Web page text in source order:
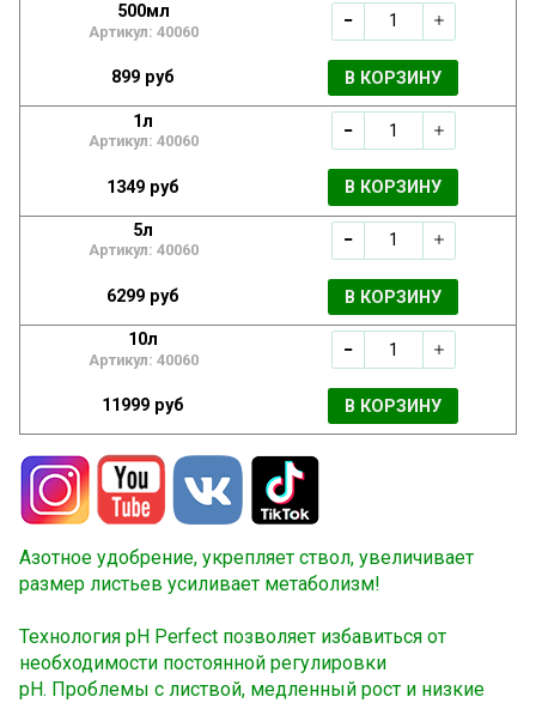
500мл
Артикул: 40060
899 руб В КОРЗИНУ
1л
Артикул: 40060
1349 руб В КОРЗИНУ
5л
Артикул: 40060
6299 руб В КОРЗИНУ
10л
Артикул: 40060
11999 руб В КОРЗИНУ
Азотное удобрение, укрепляет ствол, увеличивает
размер листьев усиливает метаболизм!
Технология pH Perfect позволяет избавиться от
необходимости постоянной регулировки
pH. Проблемы с листвой, медленный рост и низкие